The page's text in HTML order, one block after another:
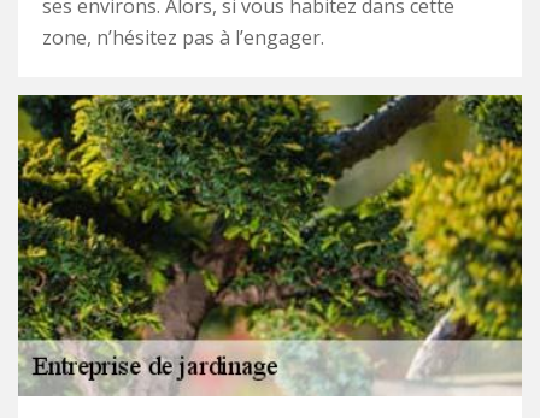
ses environs. Alors, si vous habitez dans cette
zone, n’hésitez pas à l’engager.